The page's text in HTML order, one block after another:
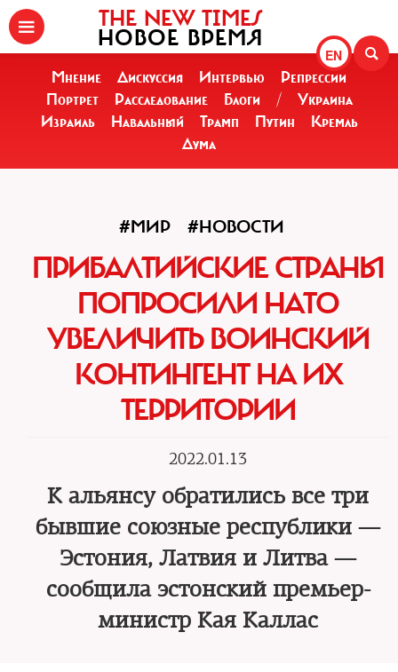
EN
THE NEW TIMES
НОВОЕ ВРЕМЯ
Мнение Дискуссия Интервью
Репрессии
Портрет
Расследование Блоги /
Украина
Израиль
Навальный Трамп Путин
Кремль
Дума
#МИР #НОВОСТИ
ПРИБАЛТИЙСКИЕ СТРАНЫ
ПОПРОСИЛИ НАТО
УВЕЛИЧИТЬ ВОИНСКИЙ
КОНТИНГЕНТ НА ИХ
ТЕРРИТОРИИ
2022.01.13
К альянсу обратились все три
бывшие союзные республики —
Эстония, Латвия и Литва —
сообщила эстонский премьер-
министр Кая Каллас